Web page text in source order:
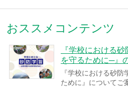
おススメコンテンツ
『学校における
を守るために─』
『学校における砂
ために』についてご